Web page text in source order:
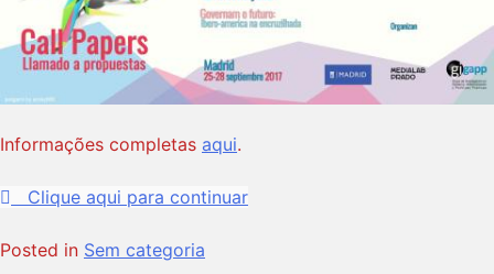
Informações completas aqui.
Clique aqui para continuar
Posted in Sem categoria